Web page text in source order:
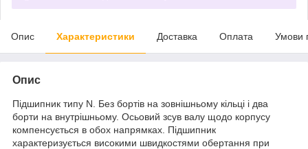
Опис Характеристики Доставка Оплата Умови
Опис
Підшипник типу N. Без бортів на зовнішньому кільці і два
борти на внутрішньому. Осьовий зсув валу щодо корпусу
компенсується в обох напрямках. Підшипник
характеризується високими швидкостями обертання при